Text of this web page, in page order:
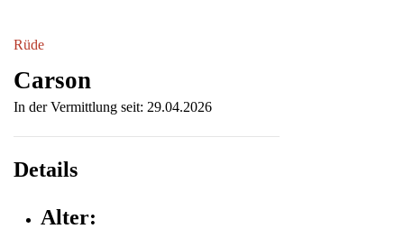
Rüde
Carson
In der Vermittlung seit: 29.04.2026
Details
Alter: